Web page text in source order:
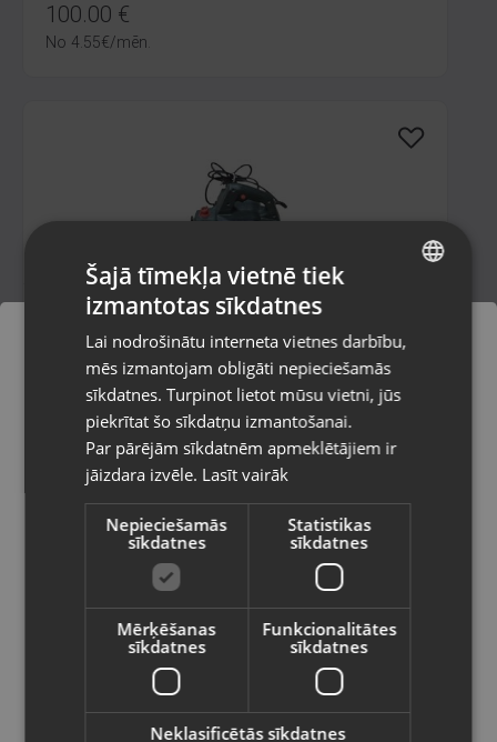
100.00 €
No 4.55€/mēn.
Klauss K-2400
Rīga, Aleksandra Čaka iela 108-601
Stāvoklis Lietots (Garantija 6 mēneši)
12.00€
Makita DGA508
Pasūtījumi tiks piegādāti uz
izvēlēto valsti
Vietnes saturs būs attēlots izvēlētajā
valodā
Valsts
Latviešu / Latvian
RUSSIAN
Šajā tīmekļa vietnē tiek
izmantotas sīkdatnes
Lai nodrošinātu interneta vietnes darbību,
mēs izmantojam obligāti nepieciešamās
sīkdatnes. Turpinot lietot mūsu vietni, jūs
piekrītat šo sīkdatņu izmantošanai.
Par pārējām sīkdatnēm apmeklētājiem ir
jāizdara izvēle. Lasīt vairāk
Nepieciešamās
sīkdatnes
Statistikas
sīkdatnes
Mērķēšanas
sīkdatnes
Funkcionalitātes
sīkdatnes
Neklasificētās sīkdatnes